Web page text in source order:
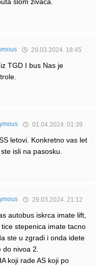
slom živaca.
29.03.2024. 18:45
TGD I bus Nas je
01.04.2024. 01:39
letovi. Konkretno vas let
isli na pasosku.
29.03.2024. 21:12
autobus iskrca imate lift,
stepenica imate tacno
ste u zgradi i onda idete
nivoa 2.
koji rade AS koji po